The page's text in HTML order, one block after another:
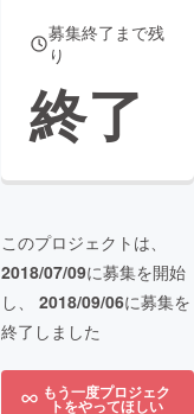
募集終了まで残
り
終了
このプロジェクトは、
2018/07/09に募集を開始
し、 2018/09/06に募集を
終了しました
もう一度プロジェク
トをやってほしい